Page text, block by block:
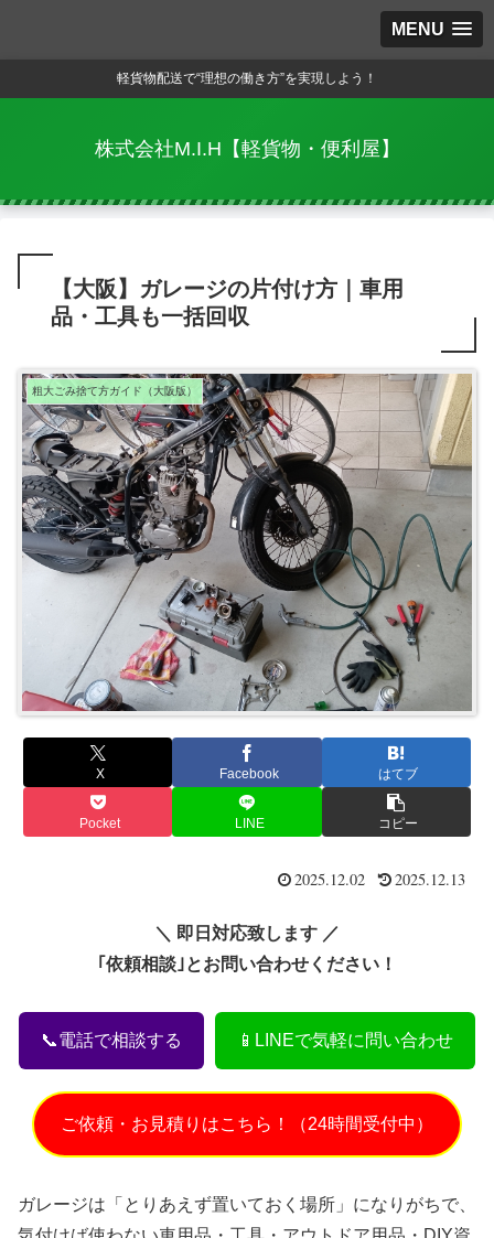
MENU
軽貨物配送で“理想の働き方”を実現しよう！
株式会社M.I.H【軽貨物・便利屋】
【大阪】ガレージの片付け方｜車用
品・工具も一括回収
粗大ごみ捨て方ガイド（大阪版）
X Facebook はてブ
Pocket LINE コピー
2025.12.02 2025.12.13
＼ 即日対応致します ／
｢依頼相談｣とお問い合わせください！
📞電話で相談する 📱LINEで気軽に問い合わせ
ご依頼・お見積りはこちら！（24時間受付中）
ガレージは「とりあえず置いておく場所」になりがちで、